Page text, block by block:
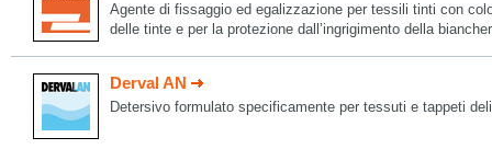
Agente di fissaggio ed egalizzazione per tessili tinti con
delle tinte e per la protezione dall’ingrigimento della
Derval AN
Detersivo formulato specificamente per tessuti e tappeti